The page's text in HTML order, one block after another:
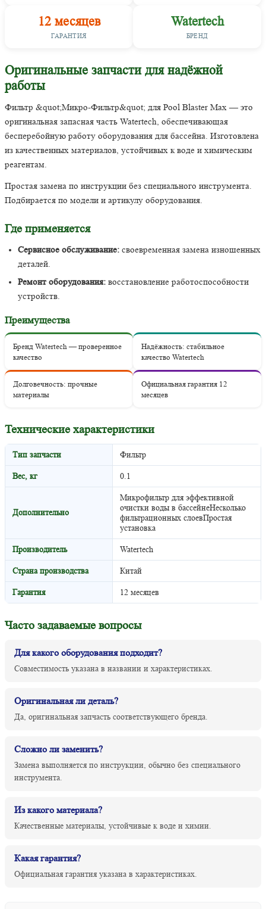
12 месяцев
ГАРАНТИЯ
Watertech
БРЕНД
Оригинальные запчасти для надёжной
работы
Фильтр &quot;Микро-Фильтр&quot; для Pool Blaster Max — это
оригинальная запасная часть Watertech, обеспечивающая
бесперебойную работу оборудования для бассейна. Изготовлена
из качественных материалов, устойчивых к воде и химическим
реагентам.
Простая замена по инструкции без специального инструмента.
Подбирается по модели и артикулу оборудования.
Где применяется
Сервисное обслуживание: своевременная замена изношенных
деталей.
Ремонт оборудования: восстановление работоспособности
устройств.
Преимущества
Бренд Watertech — проверенное
качество
Надёжность: стабильное
качество Watertech
Долговечность: прочные
материалы
Официальная гарантия 12
месяцев
Технические характеристики
Тип запчасти Фильтр
Вес, кг 0.1
Дополнительно
Микрофильтр для эффективной
очистки воды в бассейнеНесколько
фильтрационных слоевПростая
установка
Производитель Watertech
Страна производства Китай
Гарантия 12 месяцев
Часто задаваемые вопросы
Для какого оборудования подходит?
Совместимость указана в названии и характеристиках.
Оригинальная ли деталь?
Да, оригинальная запчасть соответствующего бренда.
Сложно ли заменить?
Замена выполняется по инструкции, обычно без специального
инструмента.
Из какого материала?
Качественные материалы, устойчивые к воде и химии.
Какая гарантия?
Официальная гарантия указана в характеристиках.